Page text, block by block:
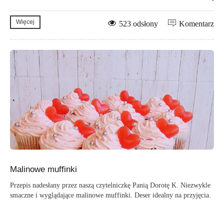
Więcej Komentarz
523 odsłony
Malinowe muffinki
Przepis nadesłany przez naszą czytelniczkę Panią Dorotę K. Niezwykle
smaczne i wyglądające malinowe muffinki. Deser idealny na przyjęcia.